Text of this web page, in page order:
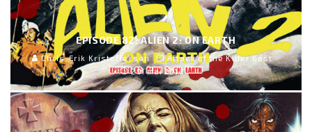
EPISODE 82: ALIEN 2: ON EARTH
Chris-Erik Kristoffersen
Attack of the Killer Kast
29. mai 2018